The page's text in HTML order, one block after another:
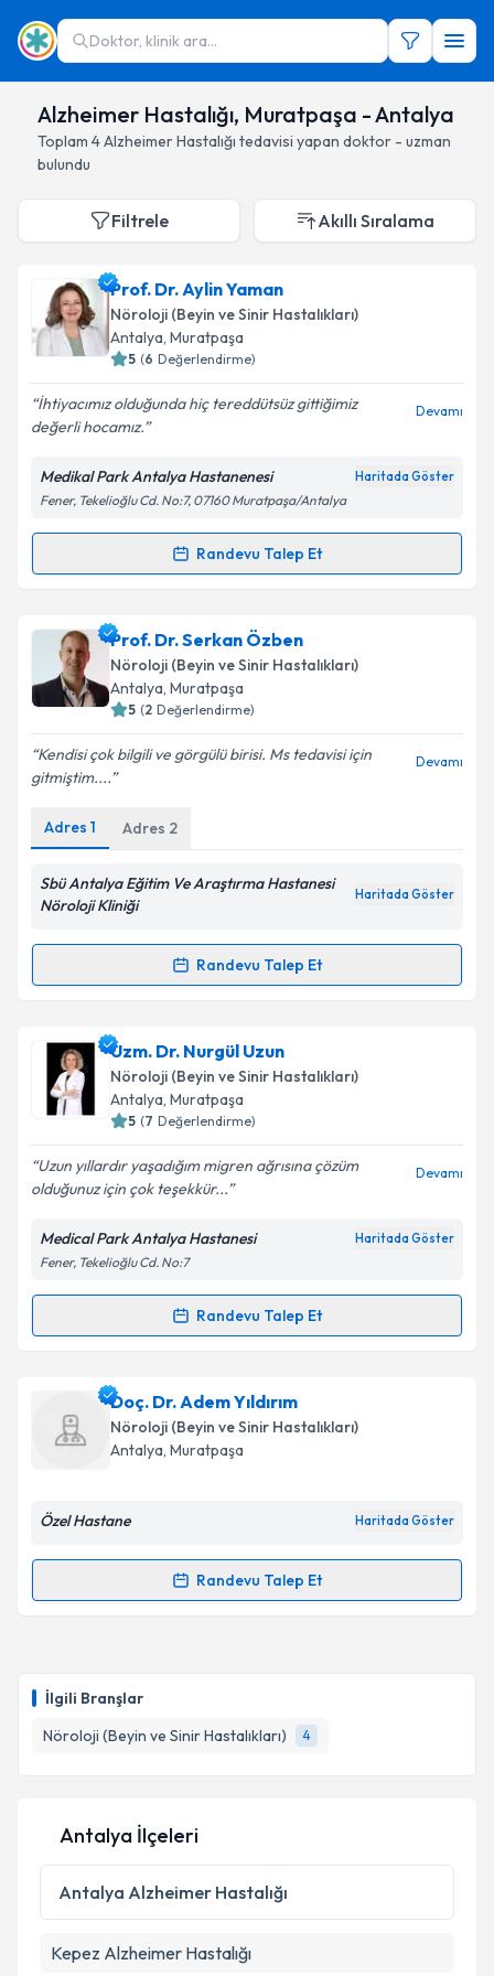
Doktor, klinik ara...
Alzheimer Hastalığı, Muratpaşa - Antalya
Toplam 4Alzheimer Hastalığı tedavisi yapan doktor - uzman
bulundu
İlgili Branşlar
Nöroloji (Beyin ve Sinir Hastalıkları)
4
Filtrele Akıllı Sıralama
Prof. Dr. Aylin Yaman
Nöroloji (Beyin ve Sinir Hastalıkları)
Antalya, Muratpaşa
5 (6 Değerlendirme)
İhtiyacımız olduğunda hiç tereddütsüz gittiğimiz
değerli hocamız.
Devamı
Medikal Park Antalya Hastanenesi Haritada Göster
Fener, Tekelioğlu Cd. No:7, 07160 Muratpaşa/Antalya
Randevu Talep Et
Randevu Takvimi Talebi
Prof. Dr. Aylin Yamaniçin randevu takvimi talebi
oluşturun. Size bu uzmandan randevu almanız için bir
takvim hazırlandığında e-posta ile bilgilendireceğiz.
Kişisel verilerimin işlenmesine ilişkin
Metni'ni okudum ve kişisel verilerimin belirtilen
kapsamda işlenmesini kabul ediyorum.
Takvim Talebini Gönder
Prof. Dr. Serkan Özben
Nöroloji (Beyin ve Sinir Hastalıkları)
Antalya, Muratpaşa
5 (2 Değerlendirme)
Kendisi çok bilgili ve görgülü birisi. Ms tedavisi için
gitmiştim....
Devamı
Adres 1 Adres 2
Sbü Antalya Eğitim Ve Araştırma Hastanesi
Nöroloji Kliniği
Haritada Göster
Randevu Talep Et
Randevu Takvimi Talebi
Prof. Dr. Serkan Özbeniçin randevu takvimi talebi
oluşturun. Size bu uzmandan randevu almanız için bir
takvim hazırlandığında e-posta ile bilgilendireceğiz.
Kişisel verilerimin işlenmesine ilişkin
Aydınlatma
Metni'ni okudum ve kişisel verilerimin belirtilen
kapsamda işlenmesini kabul ediyorum.
Uzm. Dr. Nurgül Uzun
Nöroloji (Beyin ve Sinir Hastalıkları)
Antalya, Muratpaşa
5 (7 Değerlendirme)
Uzun yıllardır yaşadığım migren ağrısına çözüm
olduğunuz için çok teşekkür...
Devamı
Medical Park Antalya Hastanesi Haritada Göster
Fener, Tekelioğlu Cd. No:7
Randevu Talep Et
Randevu Takvimi Talebi
Uzm. Dr. Nurgül Uzuniçin randevu takvimi talebi
oluşturun. Size bu uzmandan randevu almanız için bir
takvim hazırlandığında e-posta ile bilgilendireceğiz.
Kişisel verilerimin işlenmesine ilişkinAydınlatma
Doç. Dr. Adem Yıldırım
Nöroloji (Beyin ve Sinir Hastalıkları)
Antalya, Muratpaşa
Özel Hastane Haritada Göster
Randevu Talep Et
Randevu Takvimi Talebi
takvim hazırlandığında e-posta ile bilgilendireceğiz.
Kişisel verilerimin işlenmesine ilişkinAydınlatma
Metni 'ni okudum ve kişisel verilerimin belirtilen
kapsamda işlenmesini kabul ediyorum.
Antalya İlçeleri
Antalya Alzheimer Hastalığı
Kepez Alzheimer Hastalığı